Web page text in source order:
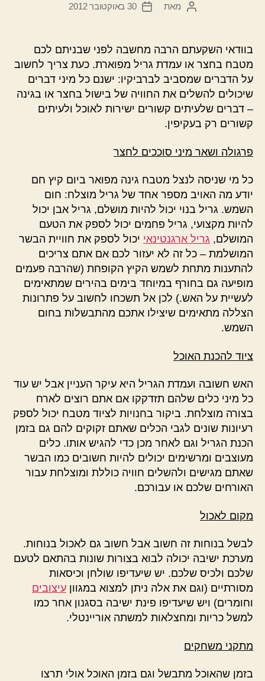
המחבר
מאת
תאריך
30 באוקטובר 2012
בוודאי השקעתם הרבה מחשבה לפני שבניתם לכם
מטבח בחצר או עמדת גריל מפוארת. כעת צריך לחשוב
על הדברים שמסביב לברביקיו: ישנם כל מיני דברים
שיכולים להשלים את החוויה של בישול בחצר או בגינה
– דברים שלעיתים קשורים ישירות לאוכל ולעיתים
קשורים רק בעקיפין.
פרגולה ושאר מיני סוככים לחצר
כל מי שניסה לנצל מטבח גינה מפואר ביום קיץ חם
יודע מה האויב מספר אחד של גריל מוצלח: חום
השמש. גריל בנוי יכול להיות מושלם, גריל אבן יכול
להיות מקצועי, גריל פחמים יכול לספק את הטעם
המושלם, גריל ארגנטינאי יכול לספק את חוויית הבשר
המושלמת – כל זה לא יעזור לכם אם אתם צריכים
להתענות מתחת לשמש הקיץ הקופחת (שהרבה פעמים
מופיעה גם בחורף במיוחד בימים בהירים שמתאימים
לעשיית על האש.) לכן אל תשכחו לחשוב על פתרונות
הצללה מתאימים שיצילו אתכם מהתבשלות בחום
השמש.
ציוד להכנת האוכל
האש חשובה ועמדת הגריל היא עיקר העניין אבל יש עוד
כל מיני כלים שלהם תזדקקו אם אתם רוצים לארח
בצורה מוצלחת. ביקור בחנויות לציוד מטבח יכול לספק
רעיונות שונים לגבי הכלים שאתם זקוקים להם גם בזמן
הכנת הגריל וגם לאחר מכן כדי להגיש אותו. כלים
מעוצבים ומרשימים יכולים להיות חשובים כמו הבשר
שאתם מגישים ולהשלים חוויה כוללת ומוצלחת עבור
האורחים שלכם או עבורכם.
מקום לאכול
לבשל בנוחות זה חשוב אבל חשוב גם לאכול בנוחות.
מערכת ישיבה יכולה לבוא בצורות שונות בהתאם לטעם
שלכם ולכיס שלכם. יש שיעדיפו שולחן וכיסאות
מסורתיים (וגם את אלה ניתן למצוא במגוון עיצובים
וחומרים) ויש שיעדיפו פינת ישיבה בסגנון אחר כמו
למשל כריות ומחצלאות למשתה אוריינטלי.
מתקני משחקים
בזמן שהאוכל מתבשל וגם בזמן האוכל אולי תרצו